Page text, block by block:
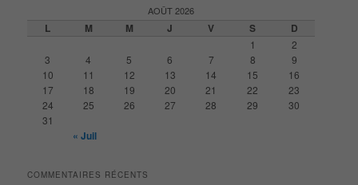
AOÛT 2026
L M M J V S D
1
2
3
4 5 6 7 8
9
10
11 12 13 14 15
16
17
18 19 20 21 22
23
24
25 26 27 28 29
30
31
« Juil
COMMENTAIRES RÉCENTS